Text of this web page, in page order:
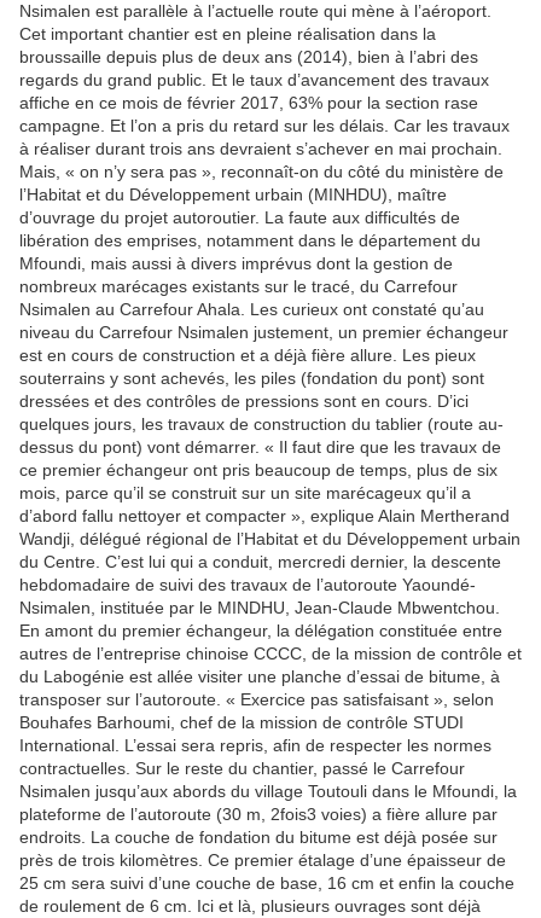
Nsimalen est parallèle à l’actuelle route qui mène à l’aéroport.
Cet important chantier est en pleine réalisation dans la
broussaille depuis plus de deux ans (2014), bien à l’abri des
regards du grand public. Et le taux d’avancement des travaux
affiche en ce mois de février 2017, 63% pour la section rase
campagne. Et l’on a pris du retard sur les délais. Car les travaux
à réaliser durant trois ans devraient s’achever en mai prochain.
Mais, « on n’y sera pas », reconnaît-on du côté du ministère de
l’Habitat et du Développement urbain (MINHDU), maître
d’ouvrage du projet autoroutier. La faute aux difficultés de
libération des emprises, notamment dans le département du
Mfoundi, mais aussi à divers imprévus dont la gestion de
nombreux marécages existants sur le tracé, du Carrefour
Nsimalen au Carrefour Ahala. Les curieux ont constaté qu’au
niveau du Carrefour Nsimalen justement, un premier échangeur
est en cours de construction et a déjà fière allure. Les pieux
souterrains y sont achevés, les piles (fondation du pont) sont
dressées et des contrôles de pressions sont en cours. D’ici
quelques jours, les travaux de construction du tablier (route au-
dessus du pont) vont démarrer. « Il faut dire que les travaux de
ce premier échangeur ont pris beaucoup de temps, plus de six
mois, parce qu’il se construit sur un site marécageux qu’il a
d’abord fallu nettoyer et compacter », explique Alain Mertherand
Wandji, délégué régional de l’Habitat et du Développement urbain
du Centre. C’est lui qui a conduit, mercredi dernier, la descente
hebdomadaire de suivi des travaux de l’autoroute Yaoundé-
Nsimalen, instituée par le MINDHU, Jean-Claude Mbwentchou.
En amont du premier échangeur, la délégation constituée entre
autres de l’entreprise chinoise CCCC, de la mission de contrôle et
du Labogénie est allée visiter une planche d’essai de bitume, à
transposer sur l’autoroute. « Exercice pas satisfaisant », selon
Bouhafes Barhoumi, chef de la mission de contrôle STUDI
International. L’essai sera repris, afin de respecter les normes
contractuelles. Sur le reste du chantier, passé le Carrefour
Nsimalen jusqu’aux abords du village Toutouli dans le Mfoundi, la
plateforme de l’autoroute (30 m, 2fois3 voies) a fière allure par
endroits. La couche de fondation du bitume est déjà posée sur
près de trois kilomètres. Ce premier étalage d’une épaisseur de
25 cm sera suivi d’une couche de base, 16 cm et enfin la couche
de roulement de 6 cm. Ici et là, plusieurs ouvrages sont déjà